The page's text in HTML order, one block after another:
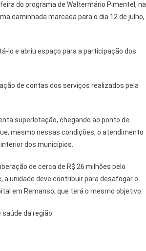
do programa de Waltermário Pimentel, na
caminhada marcada para o dia 12 de julho,
lo e abriu espaço para a participação dos
de contas dos serviços realizados pela
superlotação, chegando ao ponto de
mesmo nessas condições, o atendimento
dos municípios.
de cerca de R$ 26 milhões pelo
a unidade deve contribuir para desafogar o
em Remanso, que terá o mesmo objetivo.
da região.